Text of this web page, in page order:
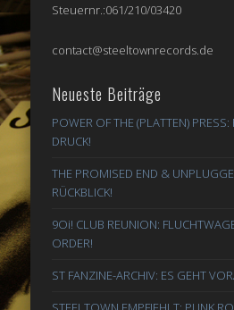
Steuernr.:061/210/03420
contact@steeltownrecords.de
Neueste Beiträge
POWER OF THE (PLATTEN)
DRUCK!
THE PROMISED END &
RÜCKBLICK!
9Oi! CLUB REUNION:
ORDER!
ST FANZINE-ARCHIV: ES GEHT